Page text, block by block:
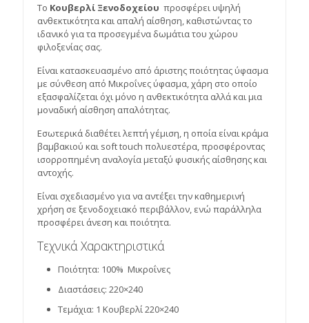
Το Κουβερλί Ξενοδοχείου προσφέρει υψηλή
ανθεκτικότητα και απαλή αίσθηση, καθιστώντας το
ιδανικό για τα προσεγμένα δωμάτια του χώρου
φιλοξενίας σας.
Είναι κατασκευασμένο από άριστης ποιότητας ύφασμα
με σύνθεση από Μικροΐνες ύφασμα, χάρη στο οποίο
εξασφαλίζεται όχι μόνο η ανθεκτικότητα αλλά και μια
μοναδική αίσθηση απαλότητας.
Εσωτερικά διαθέτει λεπτή γέμιση, η οποία είναι κράμα
βαμβακιού και soft touch πολυεστέρα, προσφέροντας
ισορροπημένη αναλογία μεταξύ φυσικής αίσθησης και
αντοχής.
Είναι σχεδιασμένο για να αντέξει την καθημερινή
χρήση σε ξενοδοχειακό περιβάλλον, ενώ παράλληλα
προσφέρει άνεση και ποιότητα.
Τεχνικά Χαρακτηριστικά
Ποιότητα: 100% Μικροΐνες
Διαστάσεις: 220×240
Τεμάχια: 1 Κουβερλί 220×240